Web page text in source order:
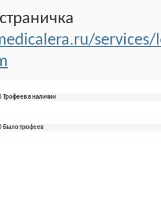
services/
Трофеев в наличии
Было трофеев